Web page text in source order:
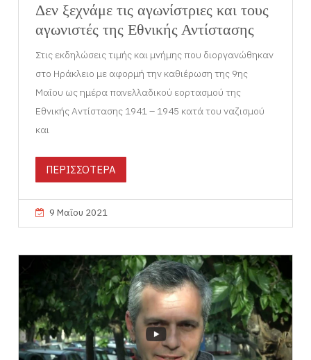
Δεν ξεχνάμε τις αγωνίστριες και τους
αγωνιστές της Εθνικής Αντίστασης
Στις εκδηλώσεις τιμής και μνήμης που διοργανώθηκαν
στο Ηράκλειο με αφορμή την καθιέρωση της 9ης
Μαΐου ως ημέρα πανελλαδικού εορτασμού της
Εθνικής Αντίστασης 1941 – 1945 κατά του ναζισμού
και
ΠΕΡΙΣΣΟΤΕΡΑ
9 Μαΐου 2021